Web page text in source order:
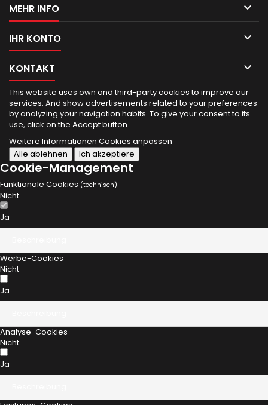
MEHR INFO 
IHR KONTO 
KONTAKT 
This website uses own and third-party cookies to improve our
services. And show advertisements related to your preferences
by analyzing your navigation habits. To give your consent to its
use, click on the Accept button.
Weitere Informationen Cookies anpassen
Alle ablehnen
Ich akzeptiere
Cookie-Management
Funktionale Cookies (technisch)
Nicht
Ja
Werbe-Cookies
Nicht
Ja
Analyse-Cookies
Nicht
Ja